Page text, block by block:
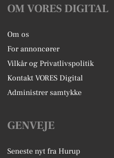
OM VORES DIGITAL
Om os
For annoncører
Vilkår og Privatlivspolitik
Kontakt VORES Digital
Administrer samtykke
GENVEJE
Seneste nyt fra Hurup